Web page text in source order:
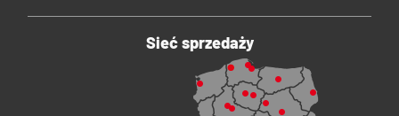
Sieć sprzedaży